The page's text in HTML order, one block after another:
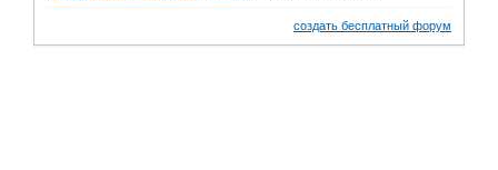
создать бесплатный форум